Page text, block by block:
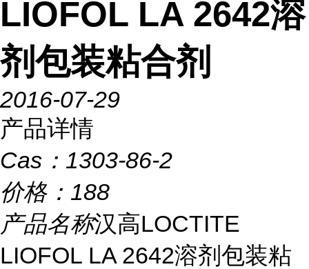
LIOFOL LA 2642溶
剂包装粘合剂
2016-07-29
产品详情
Cas： 1303-86-2
价格： 188
产品名称汉高LOCTITE
LIOFOL LA 2642溶剂包装粘